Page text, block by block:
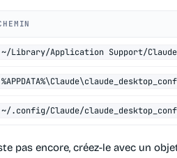
~/Library/Application Support/
~/.config/Claude/
pas encore, créez-le avec un